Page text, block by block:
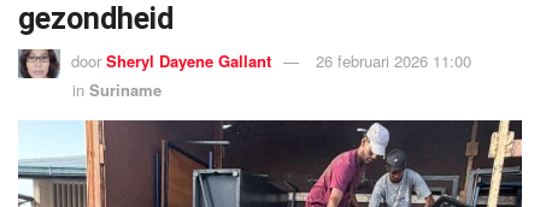
gezondheid
door Sheryl Dayene Gallant
26 februari 2026 11:00
in Suriname